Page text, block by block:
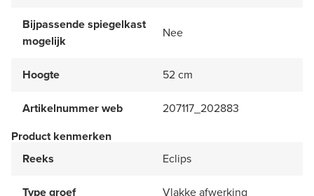
Bijpassende spiegelkast
mogelijk
Nee
Hoogte 52 cm
Artikelnummer web
207117_202883
Product kenmerken
Reeks
Eclips
Type groef Vlakke afwerking